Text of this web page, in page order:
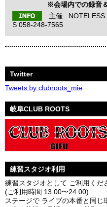
※会場内での録音
主催 : NOTELESS
S 058-248-7565
Twitter
Tweets by clubroots_mie
岐阜CLUB ROOTS
練習スタジオ利用
練習スタジオとして ご利用くだ
(ご利用時間 13:00〜24:00)
ステージで ライブの本番と同じ